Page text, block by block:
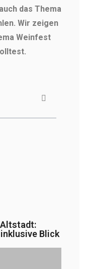
das Thema
Wir zeigen
Weinfest
Blick